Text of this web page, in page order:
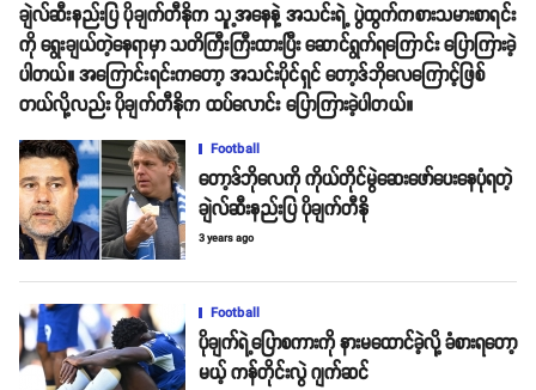
ချဲလ်ဆီးနည်းပြ ပိုချက်တီနိုက သူ့အနေနဲ့ အသင်းရဲ့ ပွဲထွက်ကစားသမားစာရင်း
ကို ရွေးချယ်တဲ့နေရာမှာ သတိကြီးကြီးထားပြီး ဆောင်ရွက်ရကြောင်း ပြောကြားခဲ့
ပါတယ်။ အကြောင်းရင်းကတော့ အသင်းပိုင်ရှင် တော့ဒ်ဘိုလေကြောင့်ဖြစ်
တယ်လို့လည်း ပိုချက်တီနိုက ထပ်လောင်း ပြောကြားခဲ့ပါတယ်။
Football
တော့ဒ်ဘိုလေကို ကိုယ်တိုင်မွဲဆေးဖော်ပေးနေပုံရတဲ့
ချဲလ်ဆီးနည်းပြ ပိုချက်တီနို
3 years ago
Football
ပိုချက်ရဲ့ပြောစကားကို နားမထောင်ခဲ့လို့ ခံစားရတော့
မယ့် ကန်တိုင်းလွဲ ဂျက်ဆင်